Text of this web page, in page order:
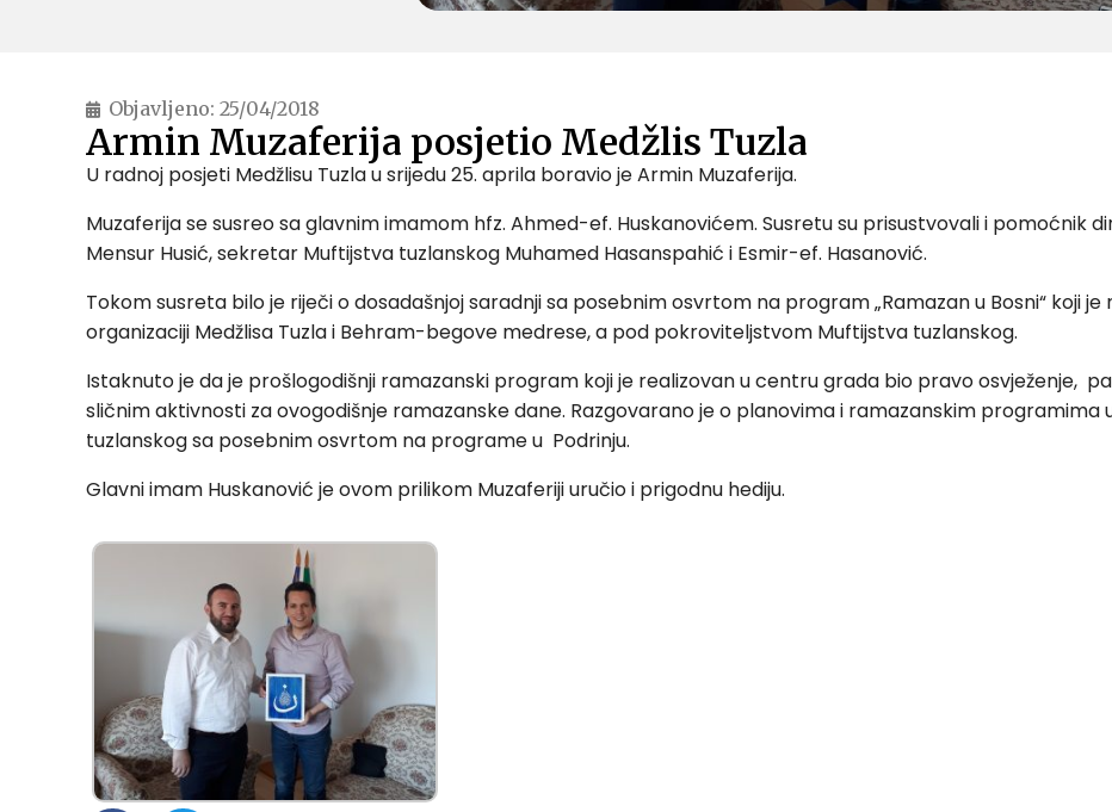
Objavljeno: 25/04/2018
Armin Muzaferija posjetio Medžlis Tuzla
U radnoj posjeti Medžlisu Tuzla u srijedu 25. aprila boravio je Armin Muzaferija.
Muzaferija se susreo sa glavnim imamom hfz. Ahmed-ef. Huskanovićem. Susretu su prisustvovali i pomoćnik
Mensur Husić, sekretar Muftijstva tuzlanskog Muhamed Hasanspahić i Esmir-ef. Hasanović.
Tokom susreta bilo je riječi o dosadašnjoj saradnji sa posebnim osvrtom na program „Ramazan u Bosni“ koji
organizaciji Medžlisa Tuzla i Behram-begove medrese, a pod pokroviteljstvom Muftijstva tuzlanskog.
Istaknuto je da je prošlogodišnji ramazanski program koji je realizovan u centru grada bio pravo osvježenje,
sličnim aktivnosti za ovogodišnje ramazanske dane. Razgovarano je o planovima i ramazanskim programima
tuzlanskog sa posebnim osvrtom na programe u Podrinju.
Glavni imam Huskanović je ovom prilikom Muzaferiji uručio i prigodnu hediju.